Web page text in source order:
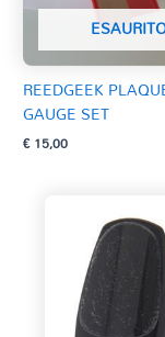
REEDGEEK
GAUGE SET
€15,00